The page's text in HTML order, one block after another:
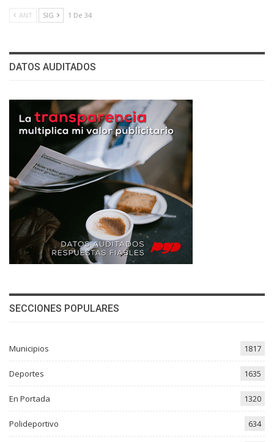
ANT SIG 1 De 34
DATOS AUDITADOS
SECCIONES POPULARES
Municipios 1817
Deportes 1635
En Portada 1320
Polideportivo 634